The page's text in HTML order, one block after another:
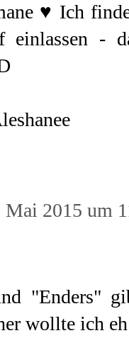
♥ Ich
einlassen -
Mai 2015 um
"Enders"
wollte ich